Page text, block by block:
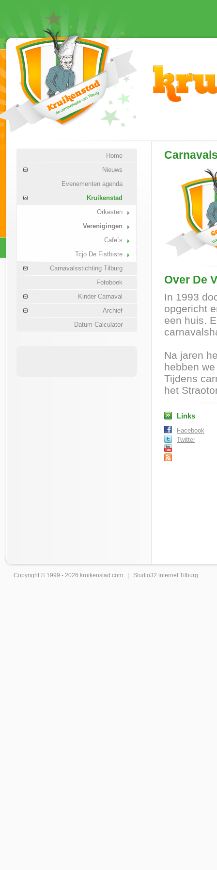
Home
Nieuws
Evenementen agenda
Kruikenstad
Orkesten
Verenigingen
Cafe´s
Tcjo De Fistbiste
Carnavalsstichting Tilburg
Fotoboek
Kinder Carnaval
Archief
Datum Calculator
Over De
In 1993
opgericht
een huis.
Na jaren
hebben
Tijdens
het
Links
Facebook
Twitter
Copyright © 1999 - 2026 kruikenstad .com | Studio32 internet Tilburg